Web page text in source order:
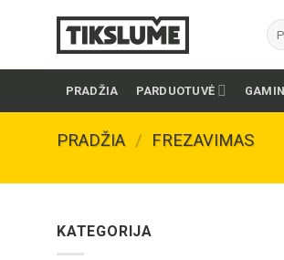
PRADŽIA PARDUOTUVĖ
PRADŽIA / FREZAVIMAS
KATEGORIJA